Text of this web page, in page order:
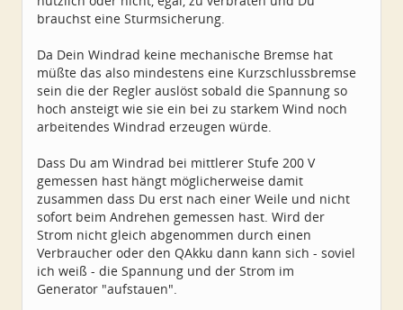
brauchst eine Sturmsicherung.
Da Dein Windrad keine mechanische Bremse hat
müßte das also mindestens eine Kurzschlussbremse
sein die der Regler auslöst sobald die Spannung so
hoch ansteigt wie sie ein bei zu starkem Wind noch
arbeitendes Windrad erzeugen würde.
Dass Du am Windrad bei mittlerer Stufe 200 V
gemessen hast hängt möglicherweise damit
zusammen dass Du erst nach einer Weile und nicht
sofort beim Andrehen gemessen hast. Wird der
Strom nicht gleich abgenommen durch einen
Verbraucher oder den QAkku dann kann sich - soviel
ich weiß - die Spannung und der Strom im
Generator "aufstauen".